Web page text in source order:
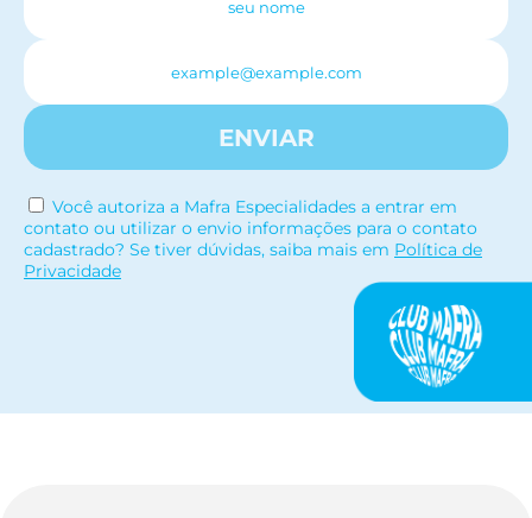
ENVIAR
Você autoriza a Mafra Especialidades a entrar em
contato ou utilizar o envio informações para o contato
cadastrado? Se tiver dúvidas, saiba mais em Política de
Privacidade